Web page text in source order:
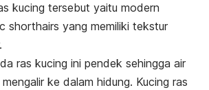
kucing tersebut yaitu modern
shorthairs yang memiliki tekstur
ras kucing ini pendek sehingga air
ke dalam hidung. Kucing ras